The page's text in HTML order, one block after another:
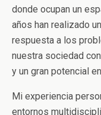
donde ocupan un
años han realizado
respuesta a los
nuestra sociedad
y un gran potencial
Mi experiencia
entornos